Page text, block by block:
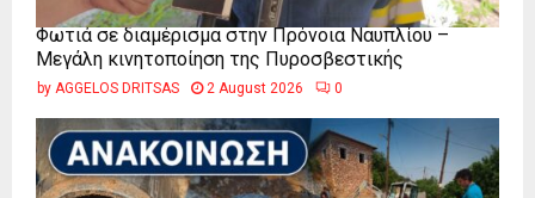
Φωτιά σε διαμέρισμα στην Πρόνοια Ναυπλίου –
Μεγάλη κινητοποίηση της Πυροσβεστικής
by AGGELOS DRITSAS 2 August 2026 0